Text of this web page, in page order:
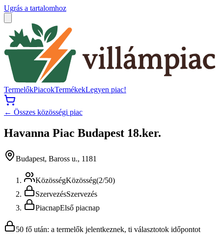
Ugrás a tartalomhoz
TermelőkPiacokTermékekLegyen piac!
← Összes közösségi piac
Havanna Piac Budapest 18.ker.
Budapest, Baross u., 1181
KözösségKözösség(2/50)
SzervezésSzervezés
PiacnapElső piacnap
50 fő után: a termelők jelentkeznek, ti választotok időpontot